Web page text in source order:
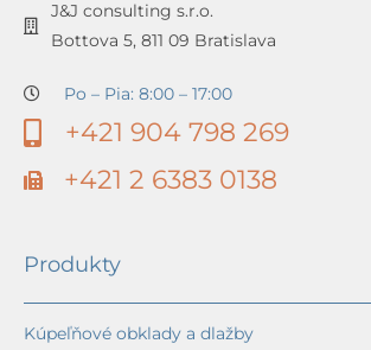
J&J consulting s.r.o.
Bottova 5, 811 09 Bratislava
Po – Pia: 8:00 – 17:00
+421 904 798 269
+421 2 6383 0138
Produkty
Kúpeľňové obklady a dlažby